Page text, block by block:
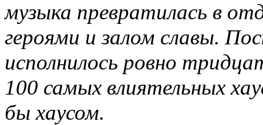
музыка превратилась в
героями и залом славы.
исполнилось ровно
100 самых влиятельных
бы хаусом.